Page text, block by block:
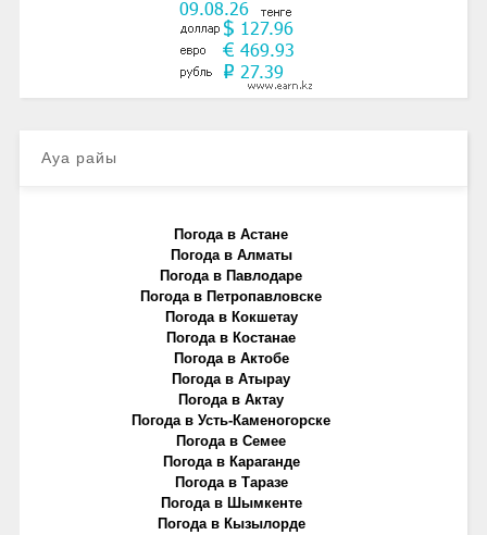
Ауа райы
Погода в Астане
Погода в Алматы
Погода в Павлодаре
Погода в Петропавловске
Погода в Кокшетау
Погода в Костанае
Погода в Актобе
Погода в Атырау
Погода в Актау
Погода в Усть-Каменогорске
Погода в Семее
Погода в Караганде
Погода в Таразе
Погода в Шымкенте
Погода в Кызылорде